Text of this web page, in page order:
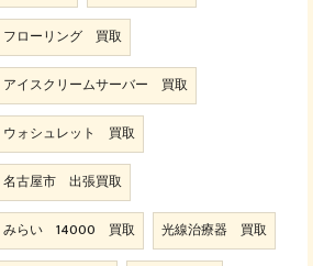
フローリング 買取
アイスクリームサーバー 買取
ウォシュレット 買取
名古屋市 出張買取
みらい 14000 買取 光線治療器 買取